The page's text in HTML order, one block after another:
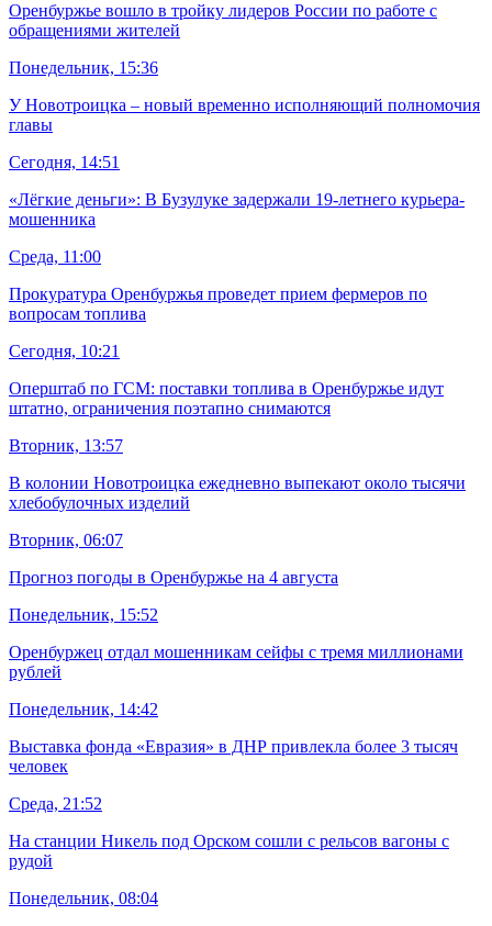
Оренбуржье вошло в тройку лидеров России по работе с
обращениями жителей
Понедельник, 15:36
У Новотроицка – новый временно исполняющий полномочия
главы
Сегодня, 14:51
«Лёгкие деньги»: В Бузулуке задержали 19-летнего курьера-
мошенника
Среда, 11:00
Прокуратура Оренбуржья проведет прием фермеров по
вопросам топлива
Сегодня, 10:21
Оперштаб по ГСМ: поставки топлива в Оренбуржье идут
штатно, ограничения поэтапно снимаются
Вторник, 13:57
В колонии Новотроицка ежедневно выпекают около тысячи
хлебобулочных изделий
Вторник, 06:07
Прогноз погоды в Оренбуржье на 4 августа
Понедельник, 15:52
Оренбуржец отдал мошенникам сейфы с тремя миллионами
рублей
Понедельник, 14:42
Выставка фонда «Евразия» в ДНР привлекла более 3 тысяч
человек
Среда, 21:52
На станции Никель под Орском сошли с рельсов вагоны с
рудой
Понедельник, 08:04